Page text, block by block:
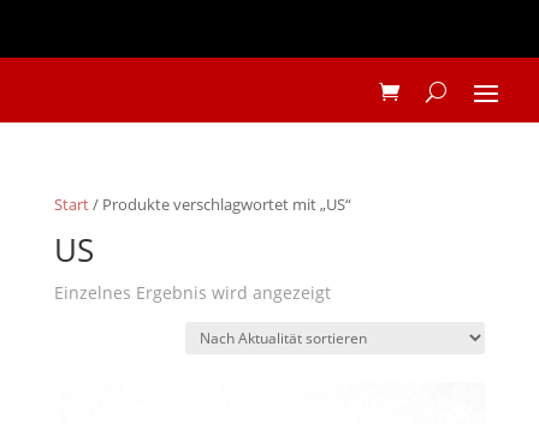
Start/ Produkte verschlagwortet mit „US“
US
Einzelnes Ergebnis wird angezeigt